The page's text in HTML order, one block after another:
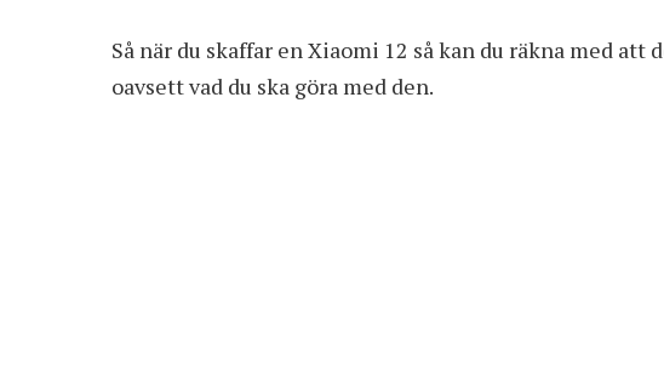
Så när du skaffar en Xiaomi 12 så kan du räkna med
oavsett vad du ska göra med den.